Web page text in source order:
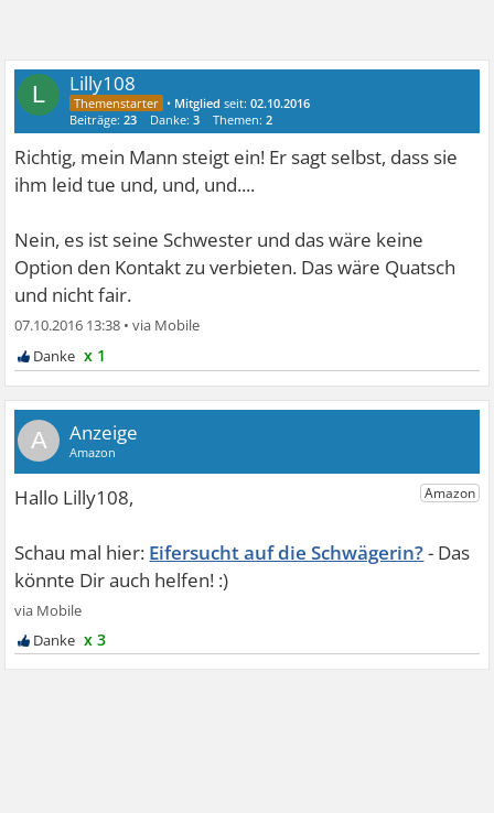
L Lilly108
• Mitglied seit:02.10.2016
Beiträge:23 Danke:3 Themen:2
Richtig, mein Mann steigt ein! Er sagt selbst, dass sie
ihm leid tue und, und, und....
Nein, es ist seine Schwester und das wäre keine
Option den Kontakt zu verbieten. Das wäre Quatsch
und nicht fair.
07.10.2016 13:38 •
x 1
A
Eifersucht auf die Schwägerin?
x 3